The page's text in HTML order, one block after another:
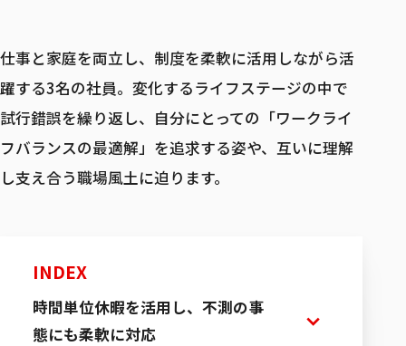
ウェルカムバック採用
募集職種一覧
仕事と家庭を両立し、制度を柔軟に活用しながら活
躍する3名の社員。変化するライフステージの中で
試行錯誤を繰り返し、自分にとっての「ワークライ
フバランスの最適解」を追求する姿や、互いに理解
し支え合う職場風土に迫ります。
INDEX
時間単位休暇を活用し、不測の事
態にも柔軟に対応